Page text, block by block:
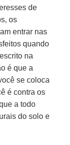
de
os
entrar nas
quando
na
é que a
se coloca
é contra os
a todo
do solo e